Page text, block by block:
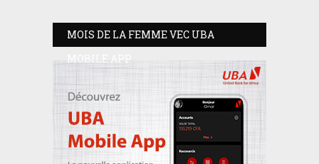
MOIS DE LA FEMME VEC UBA
MOBILE APP